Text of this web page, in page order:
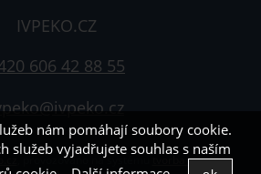
IVPEKO.CZ
606 42 88 55
provozováno na systému
tvorba e-
nám pomáhají soubory cookie.
služeb vyjadřujete souhlas s naším